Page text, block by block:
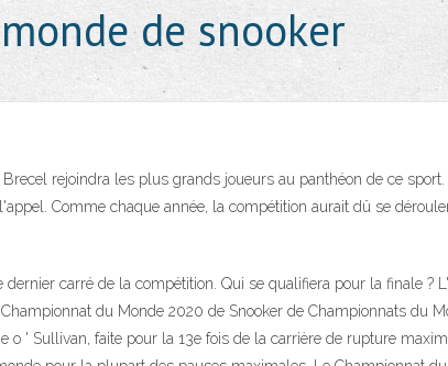
de snooker
rejoindra les plus grands joueurs au panthéon de ce
Comme chaque année, la compétition aurait dû se
carré de la compétition. Qui se qualifiera pour la finale ?
du Monde 2020 de Snooker de Championnats du
o ' Sullivan, faite pour la 13e fois de la carrière de rupture